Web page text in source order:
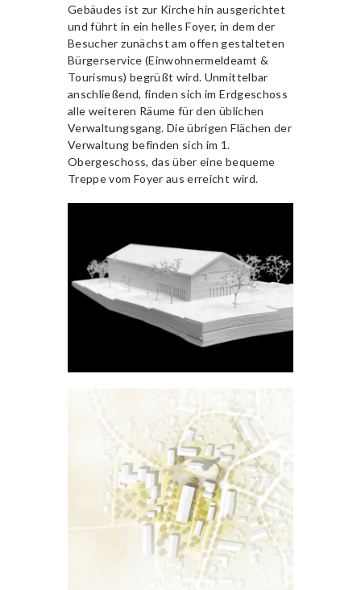
Gebäudes ist zur Kirche hin ausgerichtet
und führt in ein helles Foyer, in dem der
Besucher zunächst am offen gestalteten
Bürgerservice (Einwohnermeldeamt &
Tourismus) begrüßt wird. Unmittelbar
anschließend, finden sich im Erdgeschoss
alle weiteren Räume für den üblichen
Verwaltungsgang. Die übrigen Flächen der
Verwaltung befinden sich im 1.
Obergeschoss, das über eine bequeme
Treppe vom Foyer aus erreicht wird.